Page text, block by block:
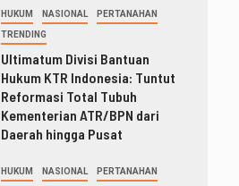
HUKUM NASIONAL PERTANAHAN
TRENDING
Ultimatum Divisi Bantuan
Hukum KTR Indonesia: Tuntut
Reformasi Total Tubuh
Kementerian ATR/BPN dari
Daerah hingga Pusat
HUKUM NASIONAL PERTANAHAN